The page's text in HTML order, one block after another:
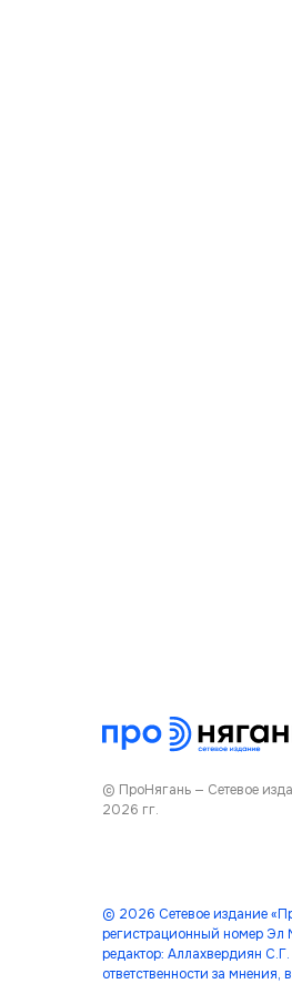
© ПроНягань — Сетевое
2026 гг.
© 2026 Сетевое издание
регистрационный номер Эл
редактор: Аллахвердиян
ответственности за мнения,